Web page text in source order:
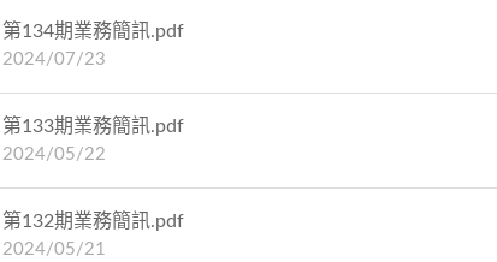
第134期業務簡訊.pdf
2024/07/23
第133期業務簡訊.pdf
2024/05/22
第132期業務簡訊.pdf
2024/05/21